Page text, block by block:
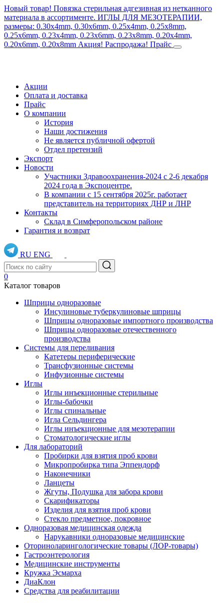
Новый товар! Повязка стерильная адгезивная из нетканного
материала в ассортименте. ИГЛЫ ДЛЯ МЕЗОТЕРАПИИ,
размеры: 0.30x4mm, 0.30x6mm, 0.25x4mm, 0.25x8mm,
0.25x6mm, 0.23x4mm, 0.23x6mm, 0.23x8mm, 0.20x4mm,
0.20x6mm, 0.20x8mm Акция! Распродажа! Прайс
Акции
Оплата и доставка
Прайс
О компании
История
Наши достижения
Не является публичной офертой
Отдел претензий
Экспорт
Новости
Участники Здравоохранения-2024 с 2-6 декабря
2024 года в Экспоцентре.
В компании с 15 сентября 2025г. работает
представитель на территориях ДНР и ЛНР
Контакты
Склад в Симферопольском районе
Гарантия и возврат
RU ENG
0
Каталог товаров
Шприцы одноразовые
Инсулиновые туберкулиновые шприцы
Шприцы одноразовые импортного производства
Шприцы одноразовые отечественного
производства
Системы для переливания
Катетеры периферические
Трансфузионные системы
Инфузионные системы
Иглы
Иглы инъекционные стерильные
Иглы-бабочки
Иглы спинальные
Игла Сельдингера
Иглы инъекционные для мезотерапии
Стоматологические иглы
Для лабораторий
Пробирки для взятия проб крови
Микропробирка типа Эппендорф
Наконечники
Ланцеты
Жгуты, Подушка для забора крови
Скарификаторы
Изделия для взятия проб крови
Стекло предметное, покровное
Одноразовая медицинская одежда
Нарукавники одноразовые медицинские
Оториноларингологические товары (ЛОР-товары)
Гастроэнтерология
Медицинские инструменты
Кружка Эсмарха
ДиаКлон
Средства для реабилитации